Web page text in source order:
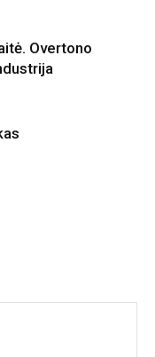
Overtono